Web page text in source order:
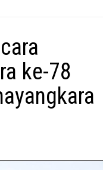
ke-78